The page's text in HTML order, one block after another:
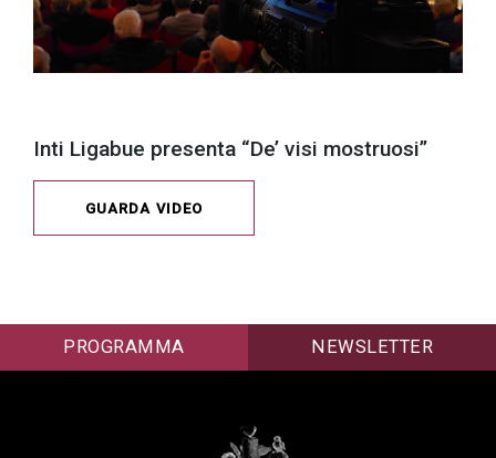
Inti Ligabue presenta “De’ visi mostruosi”
GUARDA VIDEO
PROGRAMMA NEWSLETTER